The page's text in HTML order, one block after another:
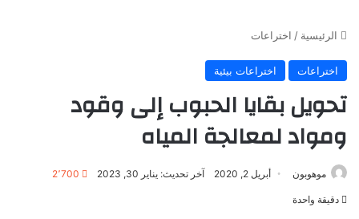
الرئيسية / اختراعات
اختراعات اختراعات بيئية
تحويل بقايا الحبوب إلى وقود
ومواد لمعالجة المياه
موهوبون أبريل 2, 2020 آخر تحديث: يناير 30, 2023 2٬700
دقيقة واحدة